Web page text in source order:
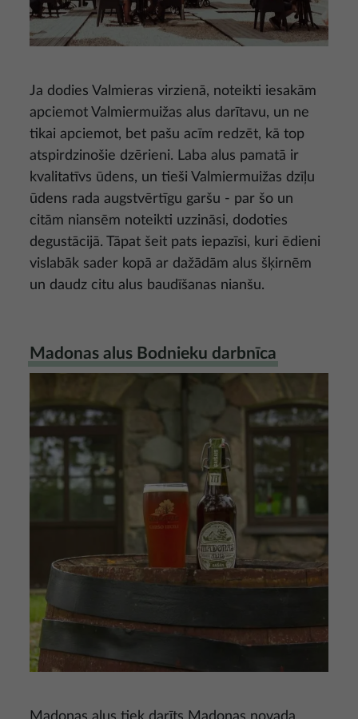
Ja dodies Valmieras virzienā, noteikti iesakām
apciemot Valmiermuižas alus darītavu, un ne
tikai apciemot, bet pašu acīm redzēt, kā top
atspirdzinošie dzērieni. Laba alus pamatā ir
kvalitatīvs ūdens, un tieši Valmiermuižas dzīļu
ūdens rada augstvērtīgu garšu - par šo un
citām niansēm noteikti uzzināsi, dodoties
degustācijā. Tāpat šeit pats iepazīsi, kuri ēdieni
vislabāk sader kopā ar dažādām alus šķirnēm
un daudz citu alus baudīšanas nianšu.
Madonas alus Bodnieku darbnīca